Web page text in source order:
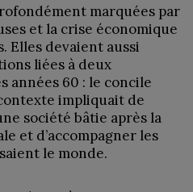
marquées par
et la crise économique
Elles devaient aussi
liées à deux
années 60 : le concile
impliquait de
société bâtie après la
et d’accompagner les
le monde.